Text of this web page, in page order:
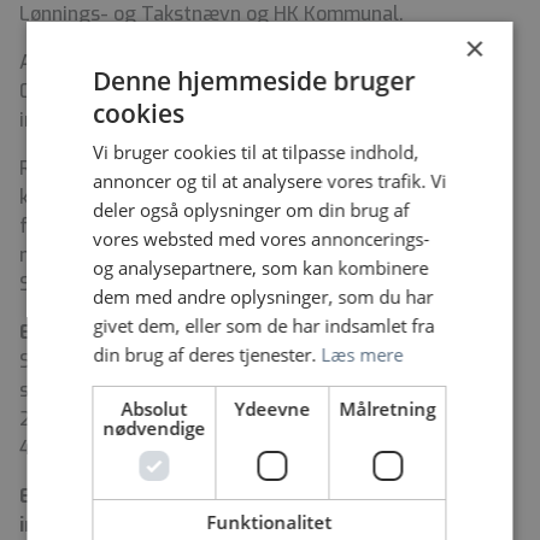
Lønnings- og Takstnævn og HK Kommunal.
Ambulatoriet har p.t. åbent mandag til fredag kl.
08.00-16.00. Din arbejdstid vil derfor primært ligge
inden for dette tidsrum.
Regionen er et døgndækket område, og du vil efter
konkret behov kunne blive planlagt med arbejde uden
for ambulatoriets åbningstider i overensstemmelse
med reglerne i den gældende arbejdstidsaftale.
Stillingen er ledig fra 1. juni 2026.
Er du blevet nysgerrig?
Så kontakt os endelig for at høre mere – enten
sundhedsadministrativ leder Lise Læbel på telefon 29
28 13 45 eller teamleder Denize Besser på telefon 60
40 78 38.
Ellers skynd dig at sende en ansøgning via linket
inden d. 20. maj 2026
×
Denne hjemmeside bruger
cookies
Vi bruger cookies til at tilpasse indhold,
annoncer og til at analysere vores trafik. Vi
deler også oplysninger om din brug af
vores websted med vores annoncerings-
og analysepartnere, som kan kombinere
dem med andre oplysninger, som du har
givet dem, eller som de har indsamlet fra
din brug af deres tjenester. Læs mere
Absolut
nødvendige
Ydeevne Målretning
Funktionalitet